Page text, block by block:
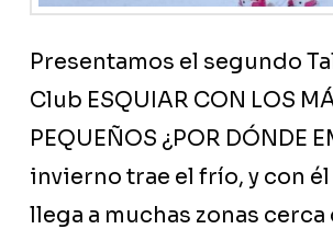
Presentamos el segundo
Club ESQUIAR CON LOS
PEQUEÑOS ¿POR DÓNDE
invierno trae el frío, y con él
llega a muchas zonas cerca